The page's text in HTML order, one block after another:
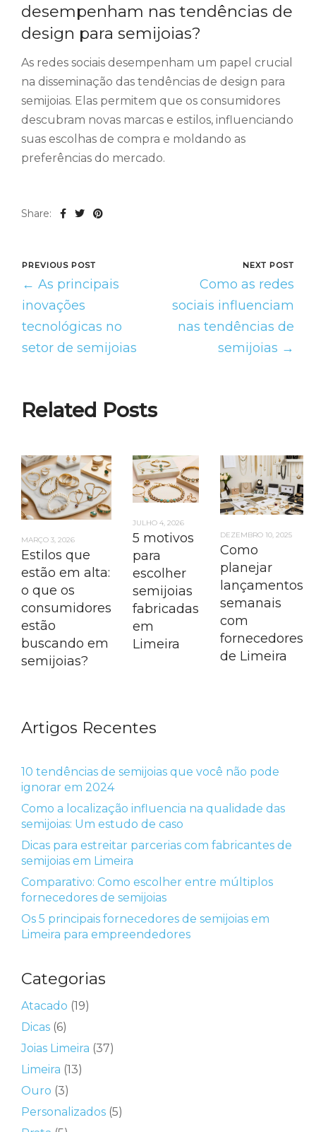
desempenham nas tendências de
design para semijoias?
As redes sociais desempenham um papel crucial
na disseminação das tendências de design para
semijoias. Elas permitem que os consumidores
descubram novas marcas e estilos, influenciando
suas escolhas de compra e moldando as
preferências do mercado.
Share:
PREVIOUS POST
← As principais
inovações
tecnológicas no
setor de semijoias
NEXT POST
Como as redes
sociais influenciam
nas tendências de
semijoias →
Related Posts
MARÇO 3, 2026
Estilos que
estão em alta:
o que os
consumidores
estão
buscando em
semijoias?
JULHO 4, 2026
5 motivos
para
escolher
semijoias
fabricadas
em
Limeira
DEZEMBRO 10, 2025
Como
planejar
lançamentos
semanais
com
fornecedores
de Limeira
Artigos Recentes
10 tendências de semijoias que você não pode
ignorar em 2024
Como a localização influencia na qualidade das
semijoias: Um estudo de caso
Dicas para estreitar parcerias com fabricantes de
semijoias em Limeira
Comparativo: Como escolher entre múltiplos
fornecedores de semijoias
Os 5 principais fornecedores de semijoias em
Limeira para empreendedores
Categorias
Atacado (19)
Dicas (6)
Joias Limeira (37)
Limeira (13)
Ouro (3)
Personalizados (5)